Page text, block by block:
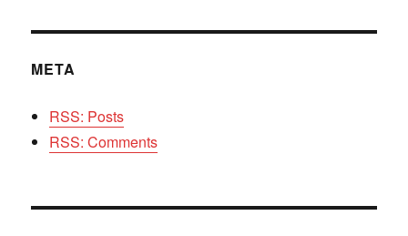
META
RSS: Posts
RSS: Comments